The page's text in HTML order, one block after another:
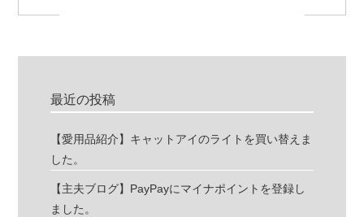
最近の投稿
【愛用品紹介】キャットアイのライトを買い替えま
した。
【主夫ブログ】PayPayにマイナポイントを登録し
ました。